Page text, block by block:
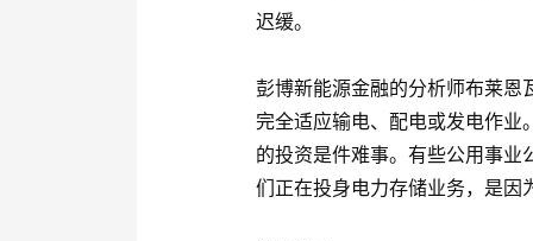
迟缓。
彭博新能源金融的分析师布莱恩
完全适应输电、配电或发电作业
的投资是件难事。有些公用事业
们正在投身电力存储业务，是因